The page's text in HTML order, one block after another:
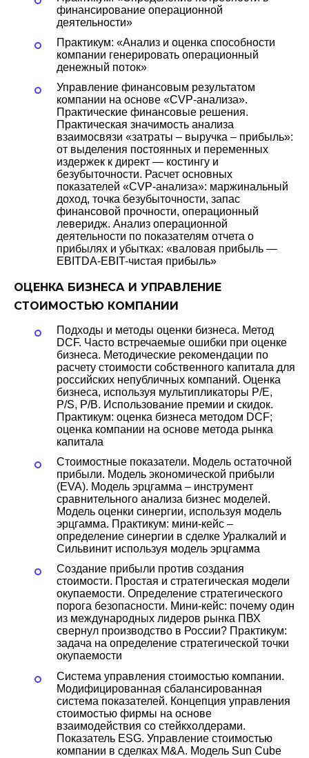
финансирование операционной
деятельности»
Практикум: «Анализ и оценка способности
компании генерировать операционный
денежный поток»
Управление финансовым результатом
компании на основе «CVP-анализа».
Практические финансовые решения.
Практическая значимость анализа
взаимосвязи «затраты – выручка – прибыль»:
от выделения постоянных и переменных
издержек к директ — костингу и
безубыточности. Расчет основных
показателей «CVP-анализа»: маржинальный
доход, точка безубыточности, запас
финансовой прочности, операционный
леверидж. Анализ операционной
деятельности по показателям отчета о
прибылях и убытках: «валовая прибыль —
EBITDA-EBIT-чистая прибыль»
ОЦЕНКА БИЗНЕСА И УПРАВЛЕНИЕ
СТОИМОСТЬЮ КОМПАНИИ
Подходы и методы оценки бизнеса. Метод
DCF. Часто встречаемые ошибки при оценке
бизнеса. Методические рекомендации по
расчету стоимости собственного капитала для
российских непубличных компаний. Оценка
бизнеса, используя мультипликаторы P/E,
P/S, P/B. Использование премии и скидок.
Практикум: оценка бизнеса методом DCF;
оценка компании на основе метода рынка
капитала
Стоимостные показатели. Модель остаточной
прибыли. Модель экономической прибыли
(EVA). Модель эрцгамма – инструмент
сравнительного анализа бизнес моделей.
Модель оценки синергии, используя модель
эрцгамма. Практикум: мини-кейс –
определение синергии в сделке Уралкалий и
Сильвинит используя модель эрцгамма
Создание прибыли против создания
стоимости. Простая и стратегическая модели
окупаемости. Определение стратегического
порога безопасности. Мини-кейс: почему один
из международных лидеров рынка ПВХ
свернул производство в России? Практикум:
задача на определение стратегической точки
окупаемости
Система управления стоимостью компании.
Модифицированная сбалансированная
система показателей. Концепция управления
стоимостью фирмы на основе
взаимодействия со стейкхолдерами.
Показатель ESG. Управление стоимостью
компании в сделках M&A. Модель Sun Cube